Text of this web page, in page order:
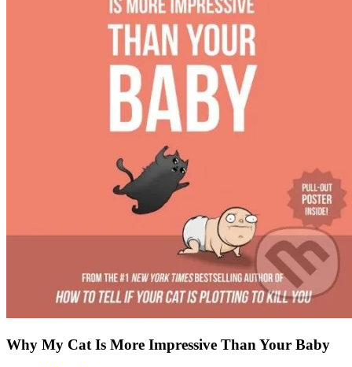
Why My Cat Is More Impressive Than Your Baby